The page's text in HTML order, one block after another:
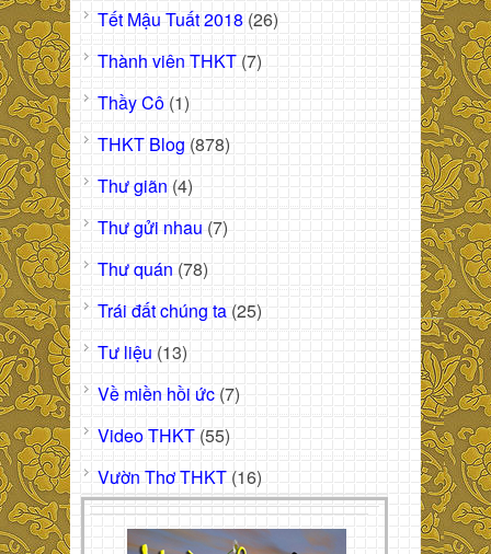
Tết Mậu Tuất 2018 (26)
Thành viên THKT (7)
Thầy Cô (1)
THKT Blog (878)
Thư giãn (4)
Thư gửi nhau (7)
Thư quán (78)
Trái đất chúng ta (25)
Tư liệu (13)
Về miền hồi ức (7)
Video THKT (55)
Vườn Thơ THKT (16)